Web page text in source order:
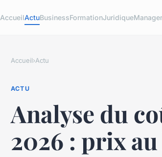
AccueilActuBusinessFormationJuridique
Accueil›Actu
ACTU
Analyse du
2026 : prix